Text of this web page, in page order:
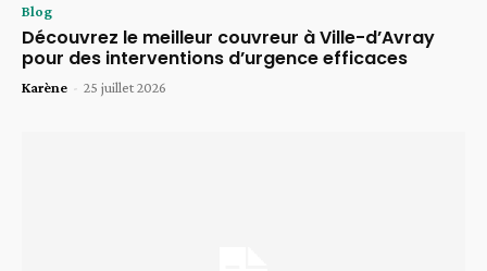
Blog
Découvrez le meilleur couvreur à Ville-d’Avray
pour des interventions d’urgence efficaces
Karène - 25 juillet 2026